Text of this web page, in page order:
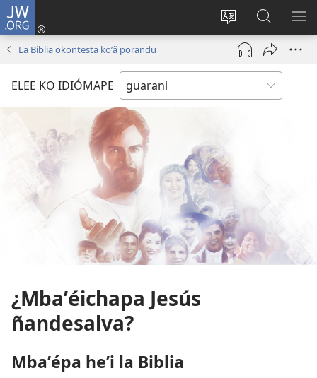
JW.ORG
Ekambia
ótro
idiómape
Emoñepyrũ
ne
sesión
(abre
una
Eheka
JW.ORG
La Biblia okontesta koʼã porandu
ELEE KO IDIÓMAPE
¿Mbaʼéichapa Jesús
ñandesalva?
Mbaʼépa heʼi la Biblia